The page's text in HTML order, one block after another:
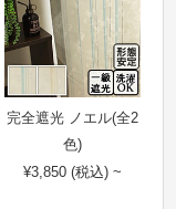
完全遮光 ノエル(全2
色)
¥3,850 (税込) ~